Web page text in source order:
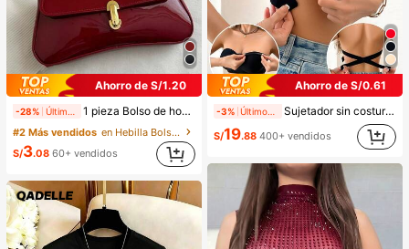
Ahorro de S/1.20
-28% 1 pieza Bolso de hombro y bandolera de cuero sintético aceitado retro para mujer, adecuado para citas, salidas, fiestas, banquetes, estética
#2 Más vendidos
en Hebilla Bolsos De Hombro De Mujer
S/3.08 60+ vendidos
Ahorro de S/0.61
-3% Sujetador sin costuras y sin aros para mujer, sexy con laterales antideslizantes, almohadillas extraíbles y espalda cruzada, sin tirantes, comodidad todo el día
S/19.88 400+ vendidos